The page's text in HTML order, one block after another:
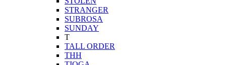
STRANGER
SUBROSA
SUNDAY
T
TALL ORDER
THH